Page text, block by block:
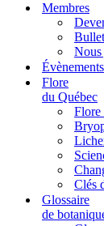
Membres
Évènements
Flore
du Québec
Flore
Clés
Glossaire
de